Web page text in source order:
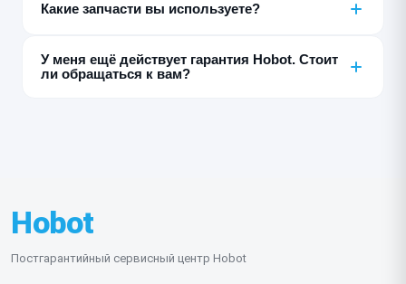
Hobot.
Какие запчасти вы используете?
независимая мастерская, либо качественные
совместимые аналоги. Всегда предупреждаем о
У меня ещё действует гарантия Hobot. Стоит
ли обращаться к вам?
Hobot
Постгарантийный сервисный центр Hobot